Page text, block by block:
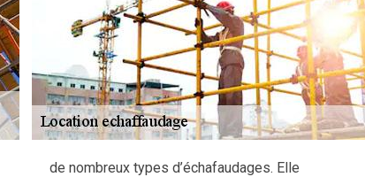
de nombreux types d’échafaudages. Elle